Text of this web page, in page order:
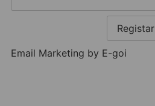
Registar
Email Marketing by E-goi